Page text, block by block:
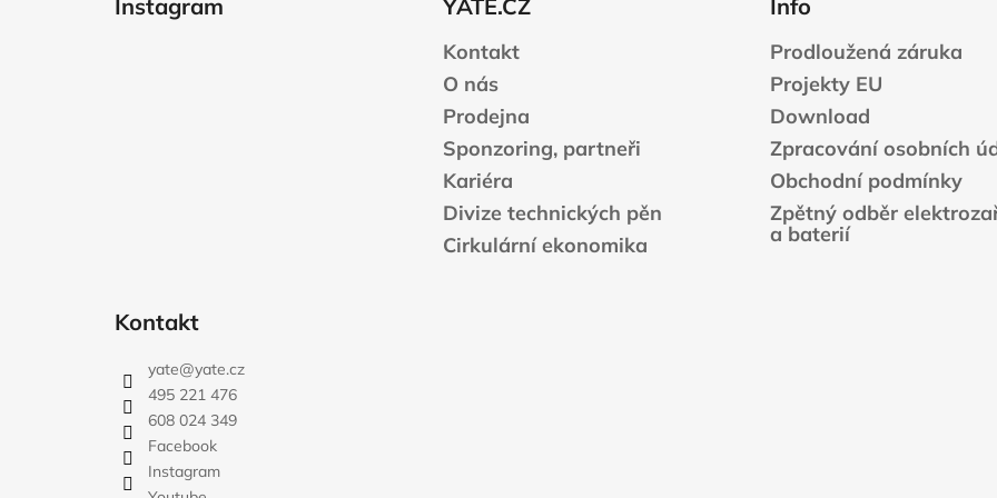
Instagram YATE.CZ
Kontakt
O nás
Prodejna
Sponzoring, partneři
Kariéra
Divize technických pěn
Cirkulární ekonomika
Info
Prodloužená záruka
Projekty EU
Download
Zpracování osobních
Obchodní podmínky
Zpětný odběr
a baterií
Kontakt
yate@yate.cz
495 221 476
608 024 349
Facebook
Instagram